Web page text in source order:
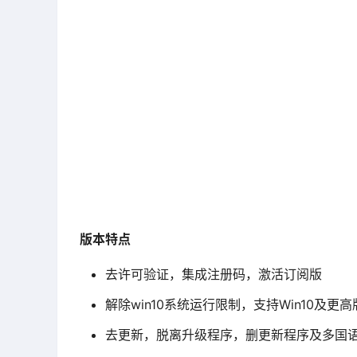
版本特点
去许可验证，集成注册码，激活订阅版
解除win10系统运行限制，支持Win10及更高
去更新，脱离升级程序，删更新程序及多国